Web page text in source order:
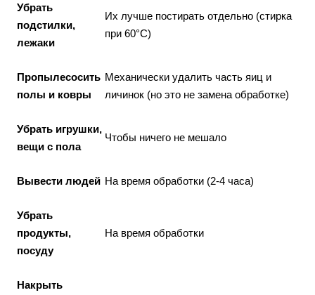
Убрать
подстилки,
лежаки
Их лучше постирать отдельно (стирка
при 60°C)
Пропылесосить
полы и ковры
Механически удалить часть яиц и
личинок (но это не замена обработке)
Убрать игрушки,
вещи с пола
Чтобы ничего не мешало
Вывести людей На время обработки (2-4 часа)
Убрать
продукты,
посуду
На время обработки
Накрыть